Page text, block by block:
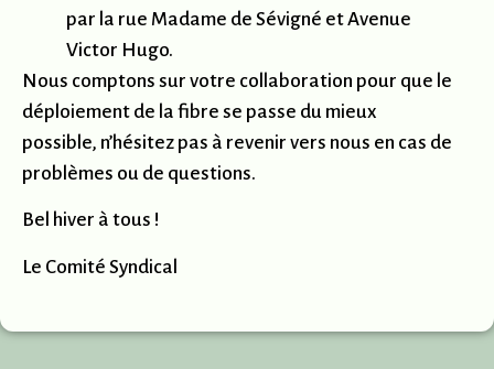
par la rue Madame de Sévigné et Avenue
Victor Hugo.
Nous comptons sur votre collaboration pour que le
déploiement de la fibre se passe du mieux
possible, n’hésitez pas à revenir vers nous en cas de
problèmes ou de questions.
Bel hiver à tous !
Le Comité Syndical